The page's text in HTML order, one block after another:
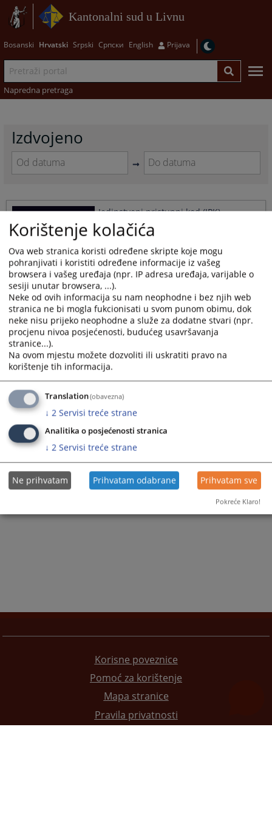
Kantonalni sud u Livnu
Bosanski Hrvatski Srpski Српски English Prijava
Napredna pretraga
Izdvojeno
to
interact
with
the
calendar
and
select
a
date.
Press
the
question
mark
key
to
the
keyboard
shortcuts
for
changing
dates.
to
interact
with
the
calendar
and
select
date.
Press
the
question
mark
key
changing
Jedinstveni pristupni kod (JPK)
01.07.2010.
Uvjerenja i potvrde
17.05.2010.
1 - 2 / 2
Korisne poveznice
Pomoć za korištenje
Mapa stranice
Pravila privatnosti
Korištenje kolačića
Ova web stranica koristi određene skripte koje mogu
pohranjivati i koristiti određene informacije iz vašeg
browsera i vašeg uređaja (npr. IP adresa uređaja, varijable o
sesiji unutar browsera, ...).
Neke od ovih informacija su nam neophodne i bez njih web
stranica ne bi mogla fukcionisati u svom punom obimu, dok
neke nisu prijeko neophodne a služe za dodatne stvari (npr.
procjenu nivoa posjećenosti, budućeg usavršavanja
stranice...).
Na ovom mjestu možete dozvoliti ili uskratiti pravo na
korištenje tih informacija.
Translation(obavezna)
↓ 2 Servisi treće strane
Analitika o posjećenosti stranica
↓ 2 Servisi treće strane
Ne prihvatam Prihvatam odabrane Prihvatam sve
Pokreće Klaro!